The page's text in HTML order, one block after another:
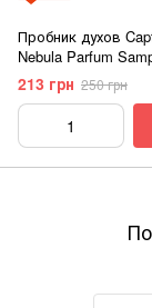
Пробник духов
Nebula Parfum
213 грн 250 грн